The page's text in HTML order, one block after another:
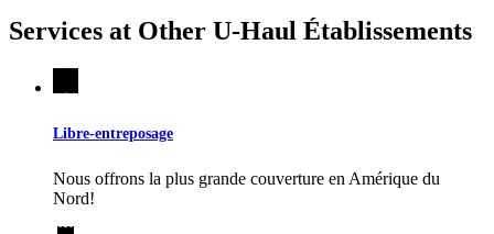
Services at Other U-Haul Établissements
Libre-entreposage
Nous offrons la plus grande couverture en Amérique du
Nord!